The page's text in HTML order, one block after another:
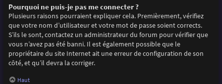
Pourquoi ne puis-je pas me connecter ?
Plusieurs raisons pourraient expliquer cela. Premièrement, vérifiez
que votre nom d’utilisateur et votre mot de passe soient corrects.
S’ils le sont, contactez un administrateur du forum pour vérifier que
vous n’avez pas été banni. Il est également possible que le
propriétaire du site Internet ait une erreur de configuration de son
côté, et qu’il devra la corriger.
Haut